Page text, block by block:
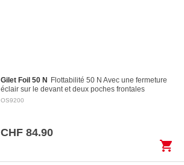
Antifouling et peintures
Gilet Foil 50 N Flottabilité 50 N Avec une fermeture
éclair sur le devant et deux poches frontales
Panneau arrière en deux sections avec articulation
OS9200
CHF 84.90
shopping_cart